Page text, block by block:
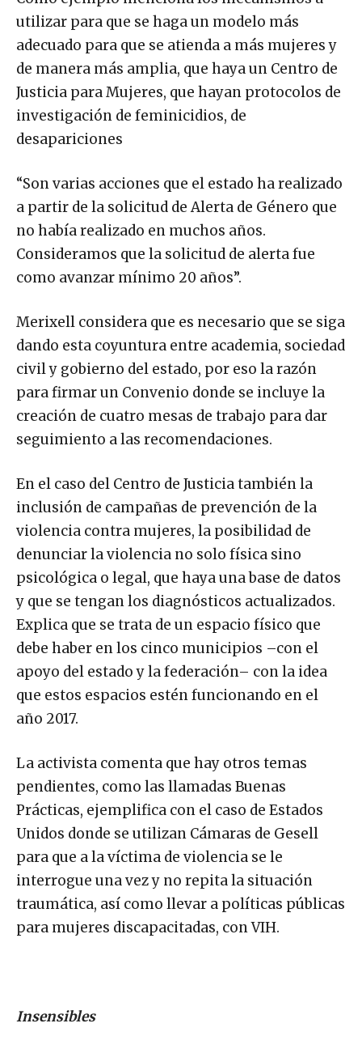
utilizar para que se haga un modelo más
adecuado para que se atienda a más mujeres y
de manera más amplia, que haya un Centro de
Justicia para Mujeres, que hayan protocolos de
investigación de feminicidios, de
desapariciones
“Son varias acciones que el estado ha realizado
a partir de la solicitud de Alerta de Género que
no había realizado en muchos años.
Consideramos que la solicitud de alerta fue
como avanzar mínimo 20 años”.
Merixell considera que es necesario que se siga
dando esta coyuntura entre academia, sociedad
civil y gobierno del estado, por eso la razón
para firmar un Convenio donde se incluye la
creación de cuatro mesas de trabajo para dar
seguimiento a las recomendaciones.
En el caso del Centro de Justicia también la
inclusión de campañas de prevención de la
violencia contra mujeres, la posibilidad de
denunciar la violencia no solo física sino
psicológica o legal, que haya una base de datos
y que se tengan los diagnósticos actualizados.
Explica que se trata de un espacio físico que
debe haber en los cinco municipios –con el
apoyo del estado y la federación– con la idea
que estos espacios estén funcionando en el
año 2017.
La activista comenta que hay otros temas
pendientes, como las llamadas Buenas
Prácticas, ejemplifica con el caso de Estados
Unidos donde se utilizan Cámaras de Gesell
para que a la víctima de violencia se le
interrogue una vez y no repita la situación
traumática, así como llevar a políticas públicas
para mujeres discapacitadas, con VIH.
Insensibles